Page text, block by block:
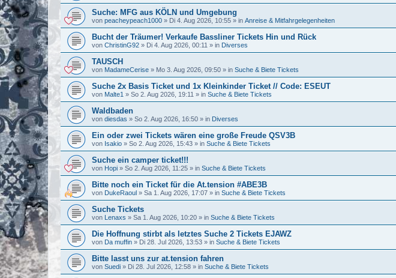
Suche: MFG aus KÖLN und Umgebung
von peacheypeach1000 » Di 4. Aug 2026, 10:55 » in Anreise & Mitfahrgelegenheiten
Bucht der Träumer! Verkaufe Bassliner Tickets Hin und Rück
von ChristinG92 » Di 4. Aug 2026, 00:11 » in Diverses
TAUSCH
von MadameCerise » Mo 3. Aug 2026, 09:50 » in Suche & Biete Tickets
Suche 2x Basis Ticket und 1x Kleinkinder Ticket // Code: ESEUT
von Malte1 » So 2. Aug 2026, 19:11 » in Suche & Biete Tickets
Waldbaden
von diesdas » So 2. Aug 2026, 16:50 » in Diverses
Ein oder zwei Tickets wären eine große Freude QSV3B
von Isakio » So 2. Aug 2026, 15:43 » in Suche & Biete Tickets
Suche ein camper ticket!!!
von Hopi » So 2. Aug 2026, 11:25 » in Suche & Biete Tickets
Bitte noch ein Ticket für die At.tension #ABE3B
von DukeRaoul » Sa 1. Aug 2026, 17:07 » in Suche & Biete Tickets
Suche Tickets
von Lenaxs » Sa 1. Aug 2026, 10:20 » in Suche & Biete Tickets
Die Hoffnung stirbt als letztes Suche 2 Tickets EJAWZ
von Da muffin » Di 28. Jul 2026, 13:53 » in Suche & Biete Tickets
Bitte lasst uns zur at.tension fahren
von Suedi » Di 28. Jul 2026, 12:58 » in Suche & Biete Tickets